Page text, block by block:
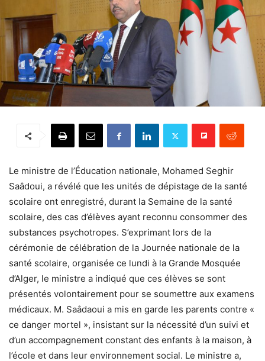
Le ministre de l’Éducation nationale, Mohamed Seghir
Saâdoui, a révélé que les unités de dépistage de la santé
scolaire ont enregistré, durant la Semaine de la santé
scolaire, des cas d’élèves ayant reconnu consommer des
substances psychotropes. S’exprimant lors de la
cérémonie de célébration de la Journée nationale de la
santé scolaire, organisée ce lundi à la Grande Mosquée
d’Alger, le ministre a indiqué que ces élèves se sont
présentés volontairement pour se soumettre aux examens
médicaux. M. Saâdaoui a mis en garde les parents contre «
ce danger mortel », insistant sur la nécessité d’un suivi et
d’un accompagnement constant des enfants à la maison, à
l’école et dans leur environnement social. Le ministre a,